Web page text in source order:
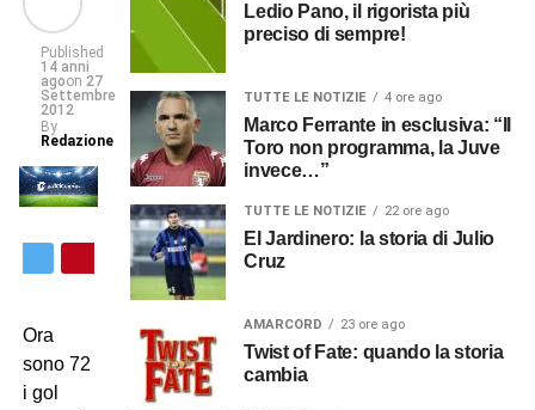
Published
14 anni
agoon 27
Settembre
2012
By
Redazione
Ora
sono 72
i gol
Ledio Pano, il rigorista più
preciso di sempre!
TUTTE LE NOTIZIE 4 ore ago
Marco Ferrante in esclusiva: “Il
Toro non programma, la Juve
invece…”
TUTTE LE NOTIZIE 22 ore ago
El Jardinero: la storia di Julio
Cruz
AMARCORD 23 ore ago
Twist of Fate: quando la storia
cambia